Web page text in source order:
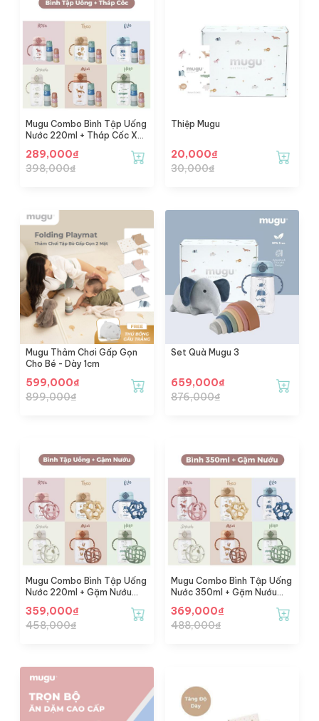
Mugu Combo Bình Tập Uống
Nước 220ml + Tháp Cốc Xếp
289,000₫
398,000₫
Thiệp Mugu
20,000₫
30,000₫
Mugu Thảm Chơi Gấp Gọn
Cho Bé - Dày 1cm
599,000₫
899,000₫
Set Quà Mugu 3
659,000₫
876,000₫
Mugu Combo Bình Tập Uống
Nước 220ml + Gặm Nướu
359,000₫
458,000₫
Mugu Combo Bình Tập Uống
Nước 350ml + Gặm Nướu
369,000₫
488,000₫